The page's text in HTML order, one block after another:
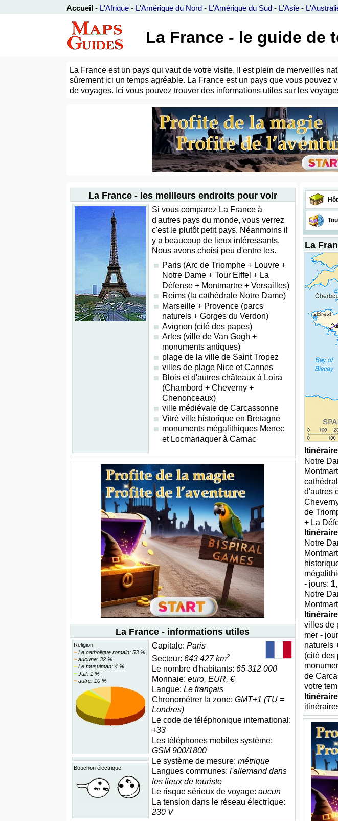
Accueil - L'Afrique - L'Amérique du Nord - L'Amérique du Sud - L'Asie -
La France - le guide de
La France est un pays qui vaut de votre visite. Il est plein de merveilles
sûrement ici un temps agréable. La France est un pays que vous
de voyages. Ici vous pouvez trouver des informations utiles sur les
La France - les meilleurs endroits pour voir
Si vous comparez La France à
d'autres pays du monde, vous verrez
c'est le plutôt petit pays. Néanmoins il
y a beaucoup de lieux intéressants.
Nous avons choisi peu d'entre les.
Paris (Arc de Triomphe + Louvre +
Notre Dame + Tour Eiffel + La
Défense + Montmartre + Versailles)
Reims (la cathédrale Notre Dame)
Marseille + Provence (parcs
naturels + Gorges du Verdon)
Avignon (cité des papes)
Arles (ville de Van Gogh +
monuments antiques)
plage de la ville de Saint Tropez
villes de plage Nice et Cannes
Blois et d'autres châteaux à Loira
(Chambord + Cheverny +
Chenonceaux)
ville médiévale de Carcassonne
Vitré ville historique en Bretagne
monuments mégalithiques Menec
et Locmariaquer à Carnac
La France - informations utiles
Religion:
~Le catholique romain: 53 %
~aucune: 32 %
~Le musulman: 4 %
~Juif: 1 %
~autre: 10 %
Capitale: Paris
Secteur: 643 427 km2
Le nombre d'habitants: 65 312 000
Monnaie: euro, EUR, €
Langue: Le français
Chronométrer la zone: GMT+1 (TU =
Londres)
Le code de téléphonique international:
+33
Les téléphones mobiles système:
GSM 900/1800
Le système de mesure: métrique
Langues communes: l'allemand dans
les lieux de touriste
Le risque sérieux de voyage: aucun
La tension dans le réseau électrique:
230 V
Bouchon électrique:
La
Notre
d'autres
de
+ La
Notre
- jours: 1
Notre
villes de
mer -
naturels
(cité des
de
votre